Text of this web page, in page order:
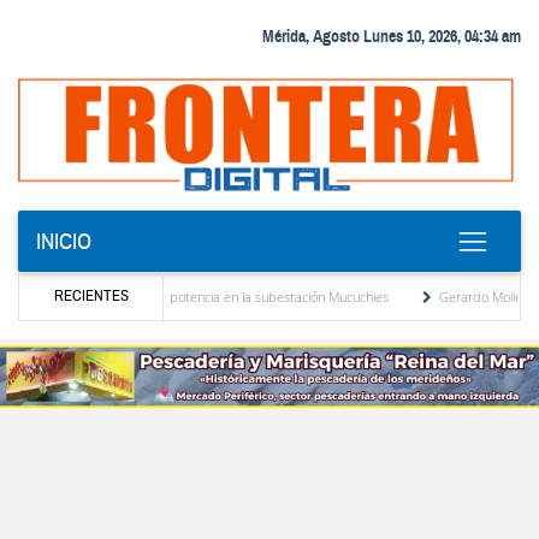
Mérida, Agosto Lunes 10, 2026, 04:34 am
INICIO
RECIENTES
transformador de potencia en la subestación Mucuchies
Gerardo Molina: “El